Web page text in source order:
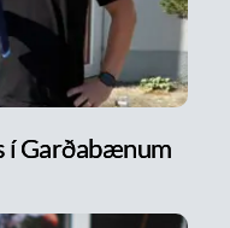
í Garðabænum